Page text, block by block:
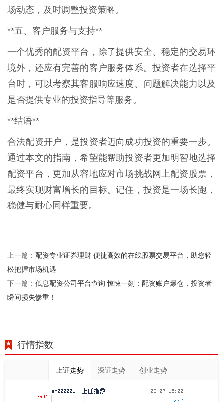
场动态，及时调整投资策略。
**五、客户服务与支持**
一个优秀的配资平台，除了提供安全、稳定的交易环
境外，还应有完善的客户服务体系。投资者在选择平
台时，可以考察其客服响应速度、问题解决能力以及
是否提供专业的投资指导等服务。
**结语**
合法配资开户，是投资者迈向成功投资的重要一步。
通过本文的指南，希望能帮助投资者更加明智地选择
配资平台，更加从容地应对市场挑战网上配资股票，
最终实现财富增长的目标。记住，投资是一场长跑，
稳健与耐心同样重要。
上一篇： 配资专业证券理财 便捷高效的在线股票交易平台，助您轻
松把握市场机遇
下一篇： 低息配资公司平台查询 惊悚一刻：配资账户爆仓，投资者
瞬间损失惨重！
行情指数
上证走势 深证走势 创业走势